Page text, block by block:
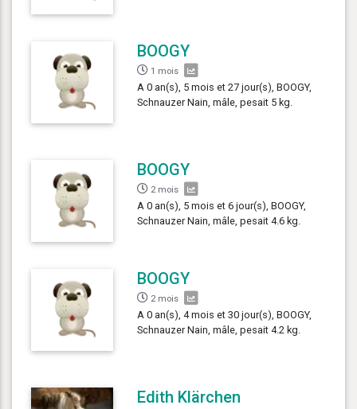
BOOGY
1 mois
A 0 an(s), 5 mois et 27 jour(s), BOOGY,
Schnauzer Nain, mâle, pesait 5 kg.
BOOGY
2 mois
A 0 an(s), 5 mois et 6 jour(s), BOOGY,
Schnauzer Nain, mâle, pesait 4.6 kg.
BOOGY
2 mois
A 0 an(s), 4 mois et 30 jour(s), BOOGY,
Schnauzer Nain, mâle, pesait 4.2 kg.
Edith Klärchen